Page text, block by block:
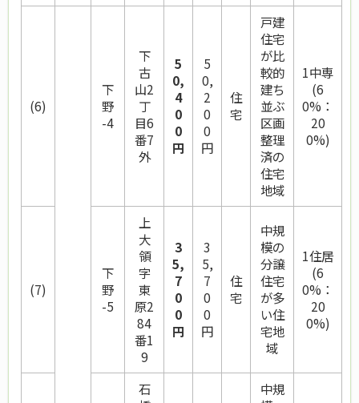
(6)
下
野
-4
下
古
山2
丁
目6
番7
外
5
0,
4
0
0
円
5
0,
2
0
0
円
住
宅
戸建
住宅
が比
較的
建ち
並ぶ
区画
整理
済の
住宅
地域
1中専
(6
0%：
20
0%)
(7)
下
野
-5
上
大
領
字
東
原2
84
番1
9
3
5,
7
0
0
円
3
5,
7
0
0
円
住
宅
中規
模の
分譲
住宅
が多
い住
宅地
域
1住居
(6
0%：
20
0%)
石
中規